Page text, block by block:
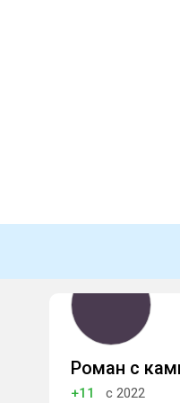
Роман с
+11 с 2022